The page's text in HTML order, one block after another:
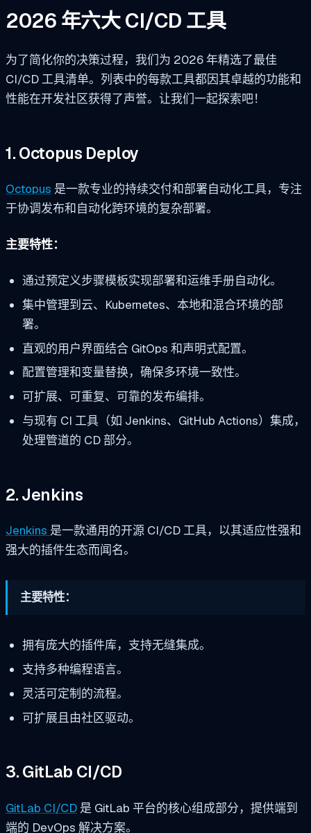
2026 年六大 CI/CD 工具
为了简化你的决策过程，我们为 2026 年精选了最佳
CI/CD 工具清单。列表中的每款工具都因其卓越的功能和
性能在开发社区获得了声誉。让我们一起探索吧！
1. Octopus Deploy
Octopus 是一款专业的持续交付和部署自动化工具，专注
于协调发布和自动化跨环境的复杂部署。
主要特性：
通过预定义步骤模板实现部署和运维手册自动化。
集中管理到云、Kubernetes、本地和混合环境的部
署。
直观的用户界面结合 GitOps 和声明式配置。
配置管理和变量替换，确保多环境一致性。
可扩展、可重复、可靠的发布编排。
与现有 CI 工具（如 Jenkins、GitHub Actions）集成，
处理管道的 CD 部分。
2. Jenkins
Jenkins 是一款通用的开源 CI/CD 工具，以其适应性强和
强大的插件生态而闻名。
主要特性：
拥有庞大的插件库，支持无缝集成。
支持多种编程语言。
灵活可定制的流程。
可扩展且由社区驱动。
3. GitLab CI/CD
GitLab CI/CD 是 GitLab 平台的核心组成部分，提供端到
端的 DevOps 解决方案。